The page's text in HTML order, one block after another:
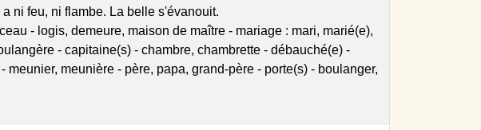
ni feu, ni flambe. La belle s'évanouit.
- logis, demeure, maison de maître - mariage : mari, marié(e),
- capitaine(s) - chambre, chambrette - débauché(e) -
meunière - père, papa, grand-père - porte(s) - boulanger,